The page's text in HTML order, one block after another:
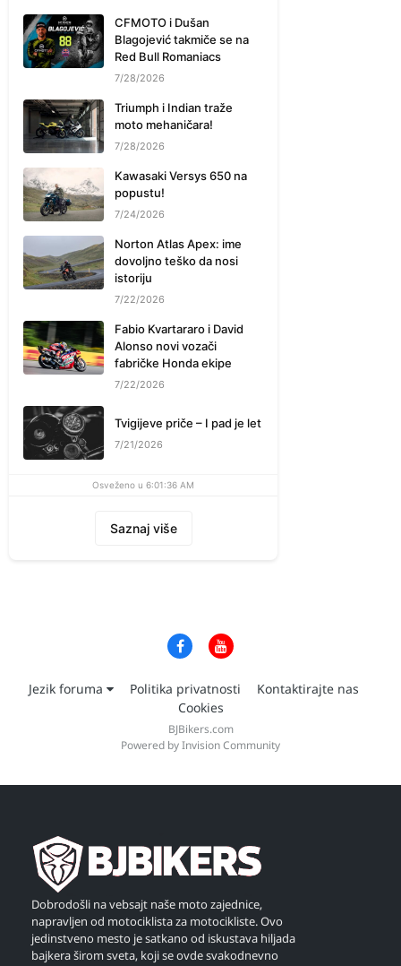
CFMOTO i Dušan
Blagojević takmiče se na
Red Bull Romaniacs
7/28/2026
Triumph i Indian traže
moto mehaničara!
7/28/2026
Kawasaki Versys 650 na
popustu!
7/24/2026
Norton Atlas Apex: ime
dovoljno teško da nosi
istoriju
7/22/2026
Fabio Kvartararo i David
Alonso novi vozači
fabričke Honda ekipe
7/22/2026
Tvigijeve priče – I pad je let
7/21/2026
Osveženo u 6:01:36 AM
Saznaj više
Jezik foruma Politika privatnosti
Kontaktirajte nas
Cookies
BJBikers.com
Powered by Invision Community
Dobrodošli na vebsajt naše moto zajednice,
napravljen od motociklista za motocikliste. Ovo
jedinstveno mesto je satkano od iskustava hiljada
bajkera širom sveta, koji se ovde svakodnevno